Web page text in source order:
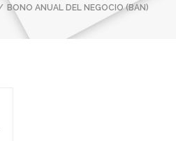
BONO ANUAL DEL NEGOCIO (BAN)